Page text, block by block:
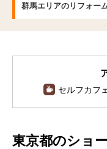
群馬エリアのリフォー
セルフカフ
東京都のショ